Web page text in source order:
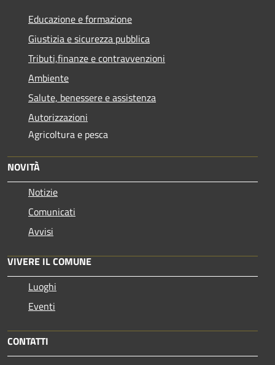
Educazione e formazione
Giustizia e sicurezza pubblica
Tributi,finanze e contravvenzioni
Ambiente
Salute, benessere e assistenza
Autorizzazioni
Agricoltura e pesca
NOVITÀ
Notizie
Comunicati
Avvisi
VIVERE IL COMUNE
Luoghi
Eventi
CONTATTI